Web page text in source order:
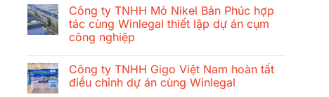
Winlegal:
Cửa
Lò
–
–
Quê
Bác
xây
dựng
cơ
khí
Thăng
hóa
hệ
thống
bình
luận
ở
Winlegal
cùng
Tổng
công
Công ty TNHH Mỏ Nikel Bản Phúc hợp
tác cùng Winlegal thiết lập dự án cụm
công nghiệp
bình
luận
ở
Công ty TNHH Gigo Việt Nam hoàn tất
điều chỉnh dự án cùng Winlegal